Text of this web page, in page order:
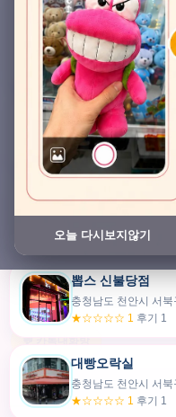
뽑기랜드
★★★★★ 4.7후기 49
픽스팟 불당점
충청남도 천안시 서북
★☆☆☆☆ 1 후기 1
쿠보 신불당점
충청남도 천안시 서
★★★☆☆ 2.5후기 2
뽑스 신불당점
충청남도 천안시 서
★☆☆☆☆ 1 후기 1
대빵오락실
충청남도 천안시 서
★☆☆☆☆ 1 후기 1
30m
💬 카톡대화방
오늘 다시보지않기